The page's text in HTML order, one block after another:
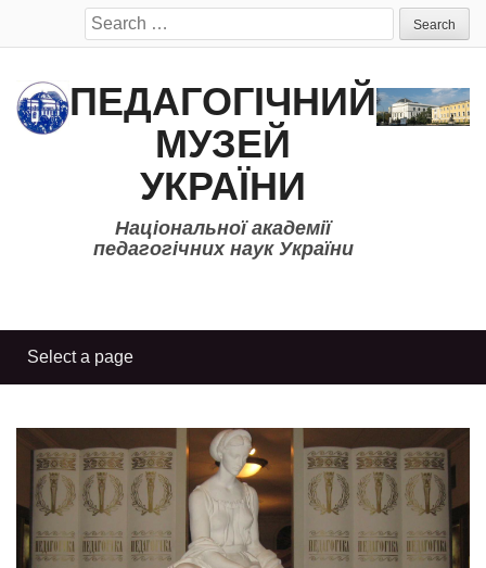
Search
for:
ПЕДАГОГІЧНИЙ
МУЗЕЙ
УКРАЇНИ
Національної академії
педагогічних наук України